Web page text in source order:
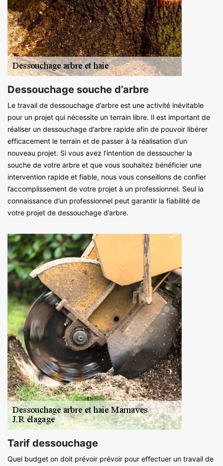
Dessouchage souche d’arbre
Le travail de dessouchage d’arbre est une activité inévitable
pour un projet qui nécessite un terrain libre. Il est important de
réaliser un dessouchage d’arbre rapide afin de pouvoir libérer
efficacement le terrain et de passer à la réalisation d’un
nouveau projet. Si vous avez l’intention de dessoucher la
souche de votre arbre et que vous souhaitez bénéficier une
intervention rapide et fiable, nous vous conseillons de confier
l’accomplissement de votre projet à un professionnel. Seul la
connaissance d’un professionnel peut garantir la fiabilité de
votre projet de dessouchage d’arbre.
Tarif dessouchage
Quel budget on doit prévoir prévoir pour effectuer un travail de